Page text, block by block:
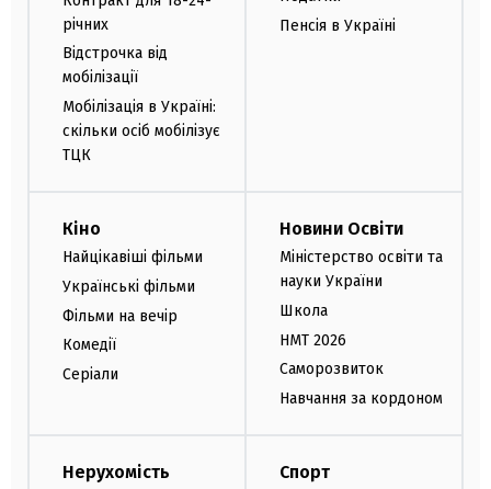
річних
Відстрочка від
мобілізації
Мобілізація в Україні:
скільки осіб мобілізує
ТЦК
Пенсія в Україні
Кіно
Найцікавіші фільми
Українські фільми
Фільми на вечір
Комедії
Серіали
Новини Освіти
Міністерство освіти та
науки України
Школа
НМТ 2026
Саморозвиток
Навчання за кордоном
Нерухомість Спорт